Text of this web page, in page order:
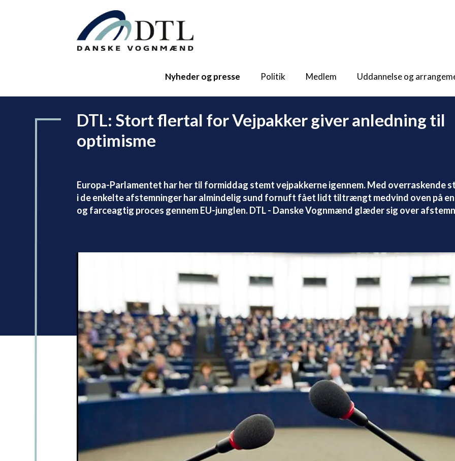
Nyheder og presse Politik Medlem Uddannelse og
DTL: Stort flertal for Vejpakker giver anledning til
optimisme
Europa-Parlamentet har her til formiddag stemt vejpakkerne igennem. Med overraskende
i de enkelte afstemninger har almindelig sund fornuft fået lidt tiltrængt medvind oven på
og farceagtig proces gennem EU-junglen. DTL - Danske Vognmænd glæder sig over